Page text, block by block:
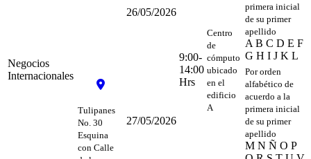
Negocios
Internacionales
Tulipanes
No. 30
Esquina
con Calle
26/05/2026
9:00-
14:00
Hrs
Centro
de
cómputo
ubicado
en el
edificio
A
primera inicial
de su primer
apellido
A B C D E F
G H I J K L
27/05/2026
Por orden
alfabético de
acuerdo a la
primera inicial
de su primer
apellido
M N Ñ O P